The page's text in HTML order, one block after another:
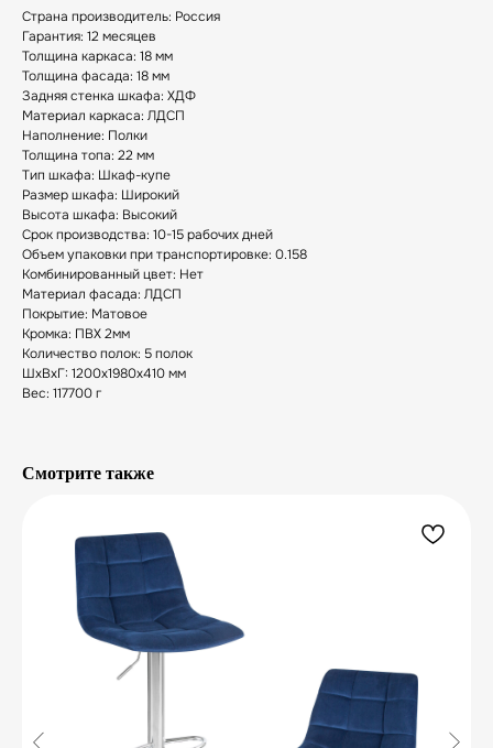
Страна производитель: Россия
Гарантия: 12 месяцев
Толщина каркаса: 18 мм
Толщина фасада: 18 мм
Задняя стенка шкафа: ХДФ
Материал каркаса: ЛДСП
Наполнение: Полки
Толщина топа: 22 мм
Тип шкафа: Шкаф-купе
Размер шкафа: Широкий
Высота шкафа: Высокий
Срок производства: 10-15 рабочих дней
Объем упаковки при транспортировке: 0.158
Комбинированный цвет: Нет
Материал фасада: ЛДСП
Покрытие: Матовое
Кромка: ПВХ 2мм
Количество полок: 5 полок
ШxВxГ: 1200x1980x410 мм
Вес: 117700 г
Смотрите также